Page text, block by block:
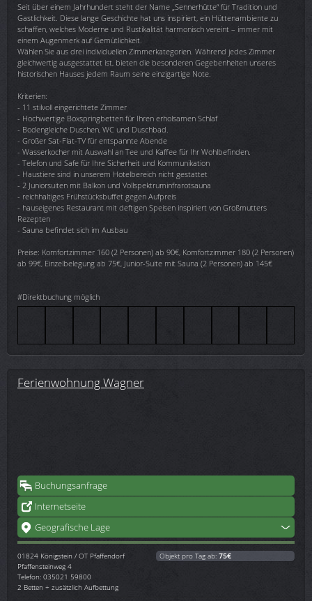
Seit über einem Jahrhundert steht der Name „Sennerhütte“ für Tradition und
Gastlichkeit. Diese lange Geschichte hat uns inspiriert, ein Hüttenambiente zu
schaffen, welches Moderne und Rustikalität harmonisch vereint – immer mit
einem Augenmerk auf Gemütlichkeit.
Wählen Sie aus drei individuellen Zimmerkategorien. Während jedes Zimmer
gleichwertig ausgestattet ist, bieten die besonderen Gegebenheiten unseres
historischen Hauses jedem Raum seine einzigartige Note.
Kriterien:
- 11 stilvoll eingerichtete Zimmer
- Hochwertige Boxspringbetten für Ihren erholsamen Schlaf
- Bodengleiche Duschen, WC und Duschbad.
- Großer Sat-Flat-TV für entspannte Abende
- Wasserkocher mit Auswahl an Tee und Kaffee für Ihr Wohlbefinden.
- Telefon und Safe für Ihre Sicherheit und Kommunikation
- Haustiere sind in unserem Hotelbereich nicht gestattet
- 2 Juniorsuiten mit Balkon und Vollspektruminfrarotsauna
- reichhaltiges Frühstücksbuffet gegen Aufpreis
- hauseigenes Restaurant mit deftigen Speisen inspiriert von Großmutters
Rezepten
- Sauna befindet sich im Ausbau
Preise: Komfortzimmer 160 (2 Personen) ab 90€, Komfortzimmer 180 (2 Personen)
ab 99€, Einzelbelegung ab 75€, Junior-Suite mit Sauna (2 Personen) ab 145€
#Direktbuchung möglich
Ferienwohnung Wagner
Buchungsanfrage
Internetseite
Geografische Lage
01824 Königstein / OT Pfaffendorf
Pfaffensteinweg 4
Telefon: 035021 59800
2 Betten + zusätzlich Aufbettung
Objekt pro Tag ab: 75€